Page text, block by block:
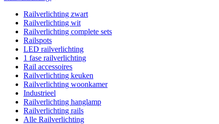
Railverlichting zwart
Railverlichting wit
Railverlichting complete sets
Railspots
LED railverlichting
1 fase railverlichting
Rail accessoires
Railverlichting keuken
Railverlichting woonkamer
Industrieel
Railverlichting hanglamp
Railverlichting rails
Alle Railverlichting